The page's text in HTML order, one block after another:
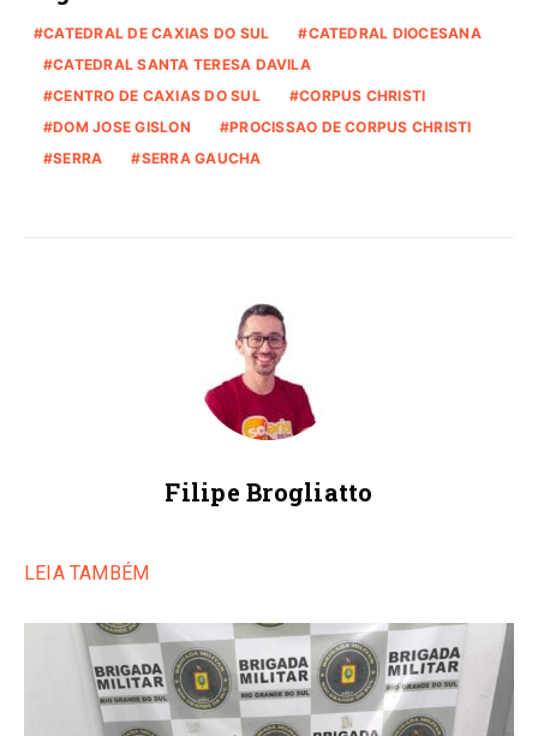
CATEDRAL DE CAXIAS DO SUL
CATEDRAL DIOCESANA
CATEDRAL SANTA TERESA DAVILA
CENTRO DE CAXIAS DO SUL
CORPUS CHRISTI
DOM JOSE GISLON
PROCISSAO DE CORPUS CHRISTI
SERRA
SERRA GAUCHA
Filipe Brogliatto
LEIA TAMBÉM